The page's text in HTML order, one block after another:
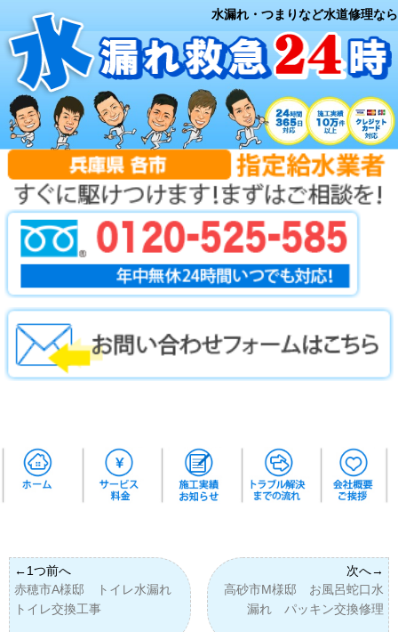
水漏れ・つまりなど水道修理なら
赤穂市A様邸 トイレ水漏れ
トイレ交換工事
高砂市M様邸 お風呂蛇口水
漏れ パッキン交換修理